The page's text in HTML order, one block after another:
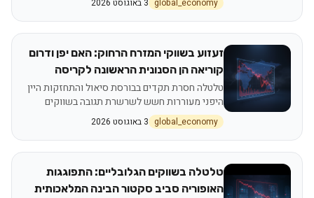
global_economy 3 באוגוסט 2026
זעזוע בשווקי המזרח הרחוק: האם יפן ודרום
קוריאה הן הסנונית הראשונה לקריסה
גלובלית?
טלטלה חסרת תקדים בבורסת סיאול והתחזקות היין
היפני מעוררות חשש לשרשרת תגובה בשווקים
הפיננסיים העולמיים
global_economy 3 באוגוסט 2026
טלטלה בשווקים הגלובליים: התפוגגות
האופוריה סביב סקטור הבינה המלאכותית